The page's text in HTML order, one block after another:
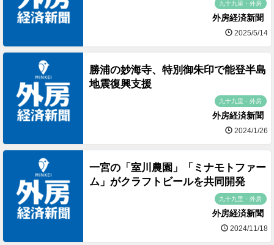
九十九里・外房
外房経済新聞
2025/5/14
勝浦の妙海寺、特別御朱印で能登半島
地震復興支援
九十九里・外房
外房経済新聞
2024/1/26
一宮の「室川農園」「ミナモトファー
ム」がクラフトビールを共同開発
九十九里・外房
外房経済新聞
2024/11/18